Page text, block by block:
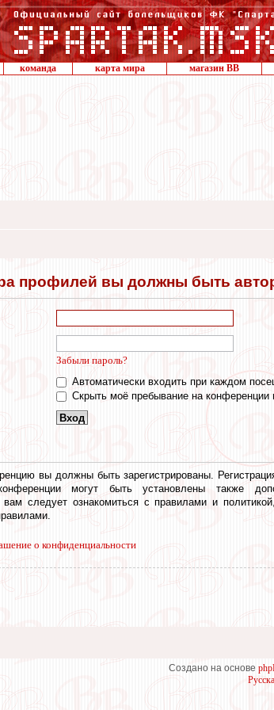
команда карта мира магазин ВВ
профилей вы должны быть
Забыли пароль?
Автоматически входить при каждом
Скрыть моё пребывание на конференции
вы должны быть зарегистрированы.
могут быть установлены также
вам следует ознакомиться с правилами и
о конфиденциальности
Создано на основе